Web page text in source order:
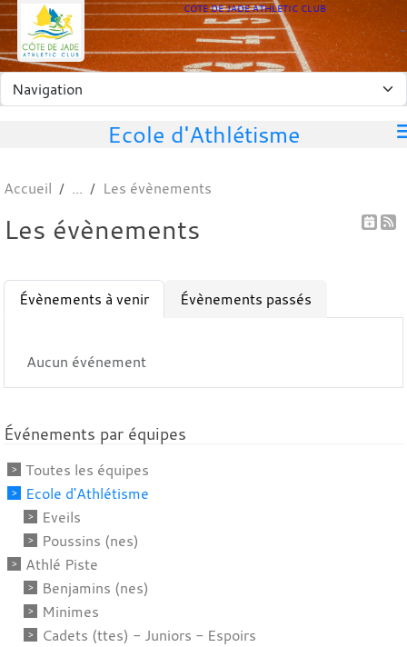
COTE DE JADE ATHLETIC CLUB
Ecole d'Athlétisme
Accueil Les évènements
Les évènements
Évènements à venir Évènements passés
Aucun événement
Événements par équipes
Toutes les équipes
Ecole d'Athlétisme
Eveils
Poussins (nes)
Athlé Piste
Benjamins (nes)
Minimes
Cadets (ttes) - Juniors - Espoirs
Panneau de gestion des cookies